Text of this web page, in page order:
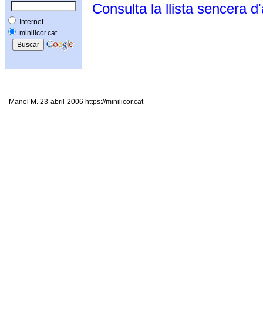
Internet
minilicor.cat
Consulta la llista sencera
Manel M. 23-abril-2006 https://minilicor.cat